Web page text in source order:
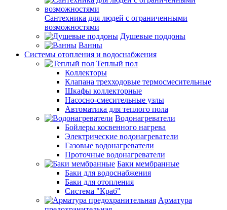
Сантехника для людей с ограниченными
возможностями
Душевые поддоны
Ванны
Системы отопления и водоснабжения
Теплый пол
Коллекторы
Клапана трехходовые термосмесительные
Шкафы коллекторные
Насосно-смесительные узлы
Автоматика для теплого пола
Водонагреватели
Бойлеры косвенного нагрева
Электрические водонагреватели
Газовые водонагреватели
Проточные водонагреватели
Баки мембранные
Баки для водоснабжения
Баки для отопления
Система "Краб"
Арматура